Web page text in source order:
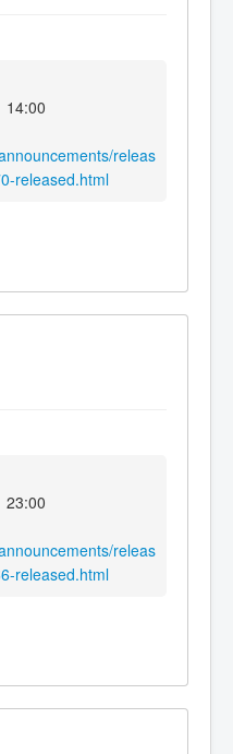
14:00
releas
released.html
23:00
releas
released.html